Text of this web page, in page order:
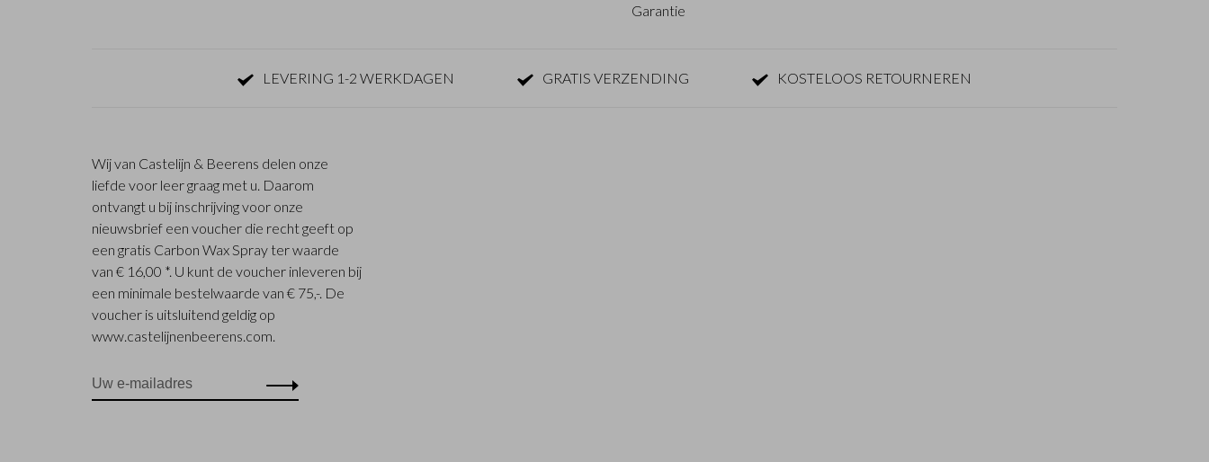
Garantie
LEVERING 1-2 WERKDAGEN GRATIS VERZENDING KOSTELOOS RETOURNEREN
Wij van Castelijn & Beerens delen onze
liefde voor leer graag met u. Daarom
ontvangt u bij inschrijving voor onze
nieuwsbrief een voucher die recht geeft op
een gratis Carbon Wax Spray ter waarde
van € 16,00 *. U kunt de voucher inleveren bij
een minimale bestelwaarde van € 75,-. De
voucher is uitsluitend geldig op
www.castelijnenbeerens.com.